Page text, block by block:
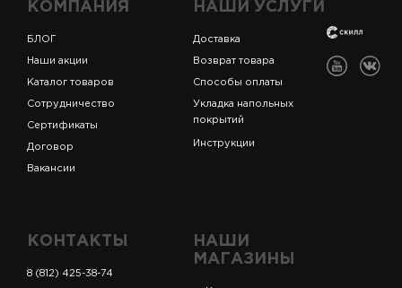
КОМПАНИЯ
БЛОГ
Наши акции
Каталог товаров
Сотрудничество
Сертификаты
Договор
Вакансии
НАШИ УСЛУГИ
Доставка
Возврат товара
Способы оплаты
Укладка напольных
покрытий
Инструкции
КОНТАКТЫ
8 (812) 425-38-74
НАШИ
МАГАЗИНЫ